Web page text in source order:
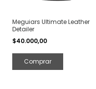
Meguiars Ultimate Leather
Detailer
$40.000,00